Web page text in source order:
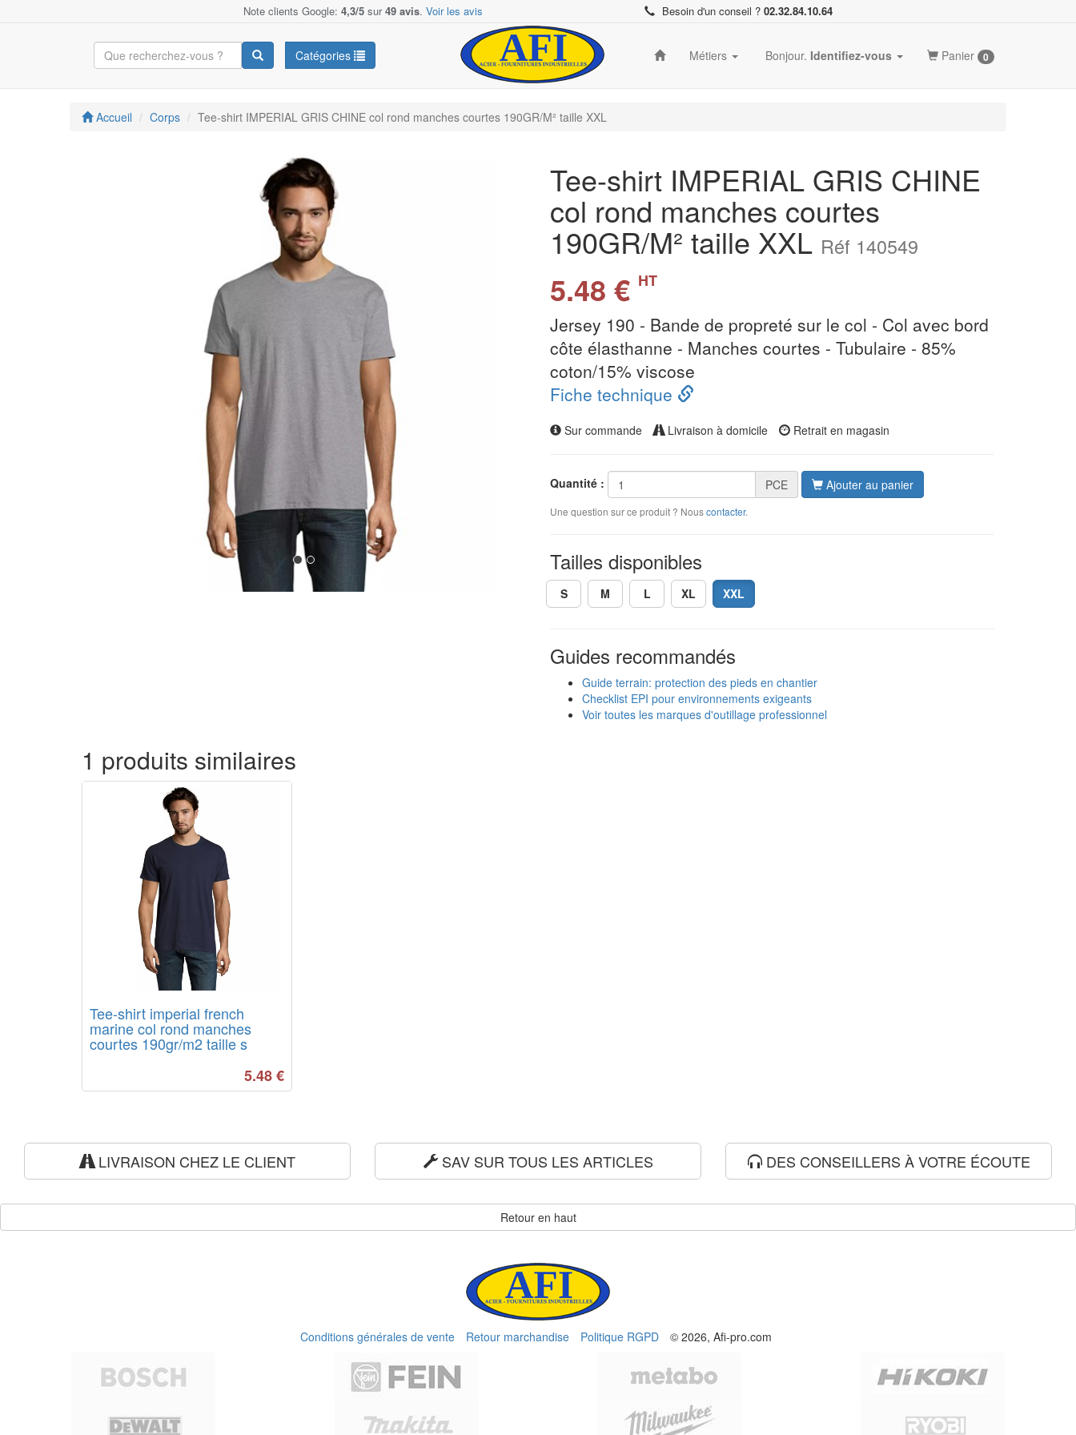
Note clients Google: 4,3/5 sur49 avis. Voir les avis Besoin d'un conseil ? 02.32.84.10.64
Catégories Métiers Bonjour. Identifiez-vous Panier 0
Accueil Corps Tee-shirt IMPERIAL GRIS CHINE col rond manches courtes 190GR/M² taille XXL
Tee-shirt IMPERIAL GRIS CHINE
col rond manches courtes
190GR/M² taille XXL Réf 140549
5.48 € HT
Jersey 190 - Bande de propreté sur le col - Col avec bord
côte élasthanne - Manches courtes - Tubulaire - 85%
coton/15% viscose
Fiche technique
Sur commande Livraison à domicile Retrait en magasin
Quantité : PCE Ajouter au panier
Une question sur ce produit ? Nouscontacter.
Tailles disponibles
S M L XL XXL
Guides recommandés
Guide terrain: protection des pieds en chantier
Checklist EPI pour environnements exigeants
Voir toutes les marques d'outillage professionnel
1 produits similaires
Tee-shirt imperial french
marine col rond manches
courtes 190gr/m2 taille s
5.48 €
LIVRAISON CHEZ LE CLIENT SAV SUR TOUS LES ARTICLES DES CONSEILLERS À VOTRE ÉCOUTE
Retour en haut
Conditions générales de vente Retour marchandise Politique RGPD © 2026, Afi-pro.com